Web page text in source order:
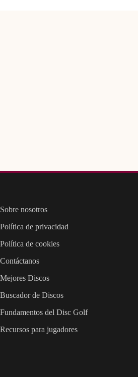
Sobre nosotros
Política de privacidad
Política de cookies
Contáctanos
Mejores Discos
Buscador de Discos
Fundamentos del Disc Golf
Recursos para jugadores